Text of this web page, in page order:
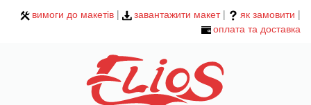
вимоги до макетів | завантажити макет| як замовити |
оплата та доставка